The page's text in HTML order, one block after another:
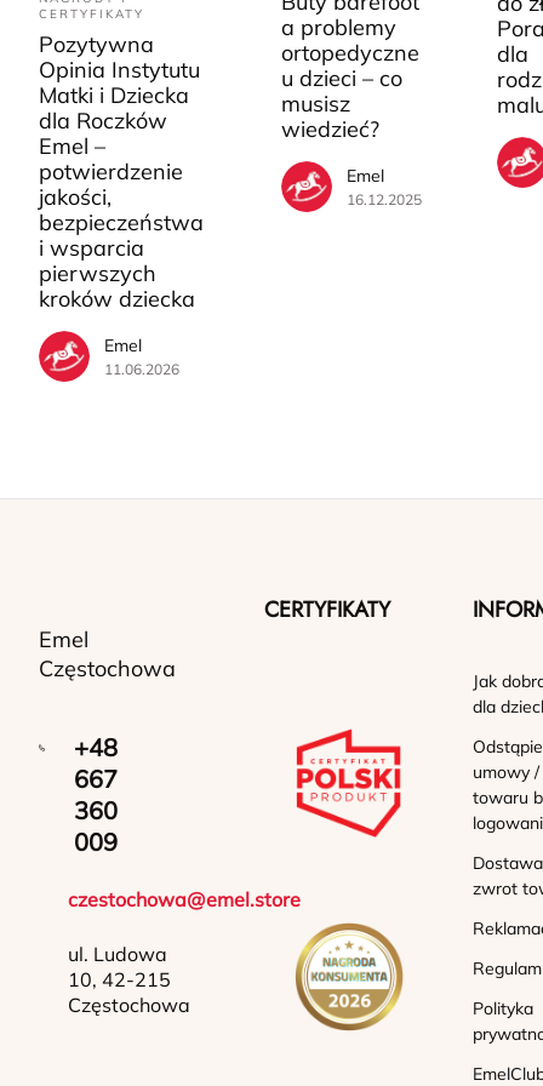
CERTYFIKATY
Pozytywna
Opinia Instytutu
Matki i Dziecka
dla Roczków
Emel –
potwierdzenie
jakości,
bezpieczeństwa
i wsparcia
pierwszych
kroków dziecka
Emel
11.06.2026
a problemy
ortopedyczne
u dzieci – co
musisz
wiedzieć?
Emel
16.12.2025
dla
Emel
Częstochowa
+48
667
360
009
czestochowa@emel.store
ul. Ludowa
10, 42-215
Częstochowa
CERTYFIKATY
Jak
dla
umowy
towaru
zwrot
Polityka